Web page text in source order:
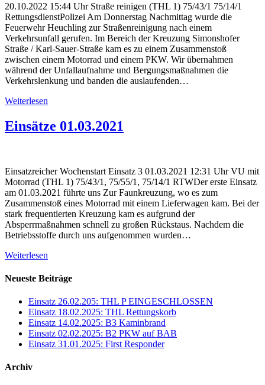
20.10.2022 15:44 Uhr Straße reinigen (THL 1) 75/43/1 75/14/1
RettungsdienstPolizei Am Donnerstag Nachmittag wurde die
Feuerwehr Heuchling zur Straßenreinigung nach einem
Verkehrsunfall gerufen. Im Bereich der Kreuzung Simonshofer
Straße / Karl-Sauer-Straße kam es zu einem Zusammenstoß
zwischen einem Motorrad und einem PKW. Wir übernahmen
während der Unfallaufnahme und Bergungsmaßnahmen die
Verkehrslenkung und banden die auslaufenden…
Weiterlesen
Einsätze 01.03.2021
Einsatzreicher Wochenstart Einsatz 3 01.03.2021 12:31 Uhr VU mit
Motorrad (THL 1) 75/43/1, 75/55/1, 75/14/1 RTWDer erste Einsatz
am 01.03.2021 führte uns Zur Faunkreuzung, wo es zum
Zusammenstoß eines Motorrad mit einem Lieferwagen kam. Bei der
stark frequentierten Kreuzung kam es aufgrund der
Absperrmaßnahmen schnell zu großen Rückstaus. Nachdem die
Betriebsstoffe durch uns aufgenommen wurden…
Weiterlesen
Neueste Beiträge
Einsatz 26.02.205: THL P EINGESCHLOSSEN
Einsatz 18.02.2025: THL Rettungskorb
Einsatz 14.02.2025: B3 Kaminbrand
Einsatz 02.02.2025: B2 PKW auf BAB
Einsatz 31.01.2025: First Responder
Archiv